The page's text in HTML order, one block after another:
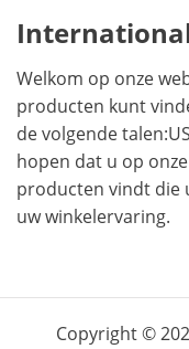
Welkom op onze
producten kunt
de volgende talen:
hopen dat u op
producten vindt die
uw winkelervaring.
Copyright ©